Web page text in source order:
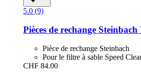
5.0 (9)
Pièces de rechange Steinbach
Pièce de rechange Steinbach
Pour le filtre à sable Speed
CHF 84.00